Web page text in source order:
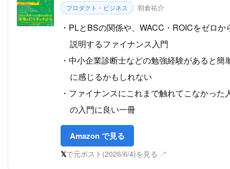
プロダクト・ビジネス 朝倉祐介
PLとBSの関係や、WACC・ROICをゼロか
説明するファイナンス入門
中小企業診断士などの勉強経験があると簡
に感じるかもしれない
ファイナンスにこれまで触れてこなかった
の入門に良い一冊
Amazon で見る
𝕏で元ポスト(2026/6/4)を見る ↗